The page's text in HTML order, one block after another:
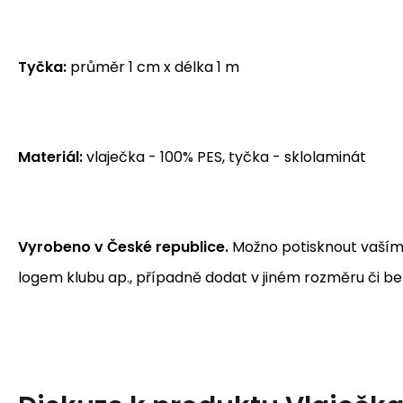
Tyčka: průměr 1 cm x délka 1 m
Materiál:vlaječka - 100% PES, tyčka - sklolaminát
Vyrobeno v České republice. Možno potisknout
logem klubu ap., případně dodat v jiném rozměru či